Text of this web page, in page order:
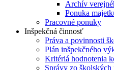
Archív
Ponuka
Pracovné ponuky
Inšpekčná činnosť
Práva a povinnosti
Plán inšpekčného
Kritériá hodnotenia
Správy zo školských